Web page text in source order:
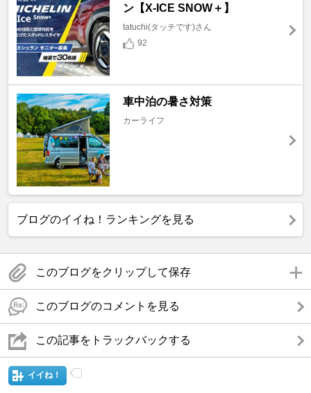
ン【X-ICE SNOW＋】
tatuchi(タッチです)さん
92
車中泊の暑さ対策
カーライフ
ブログのイイね！ランキングを見る
このブログをクリップして保存
このブログのコメントを見る
この記事をトラックバックする
イイね！